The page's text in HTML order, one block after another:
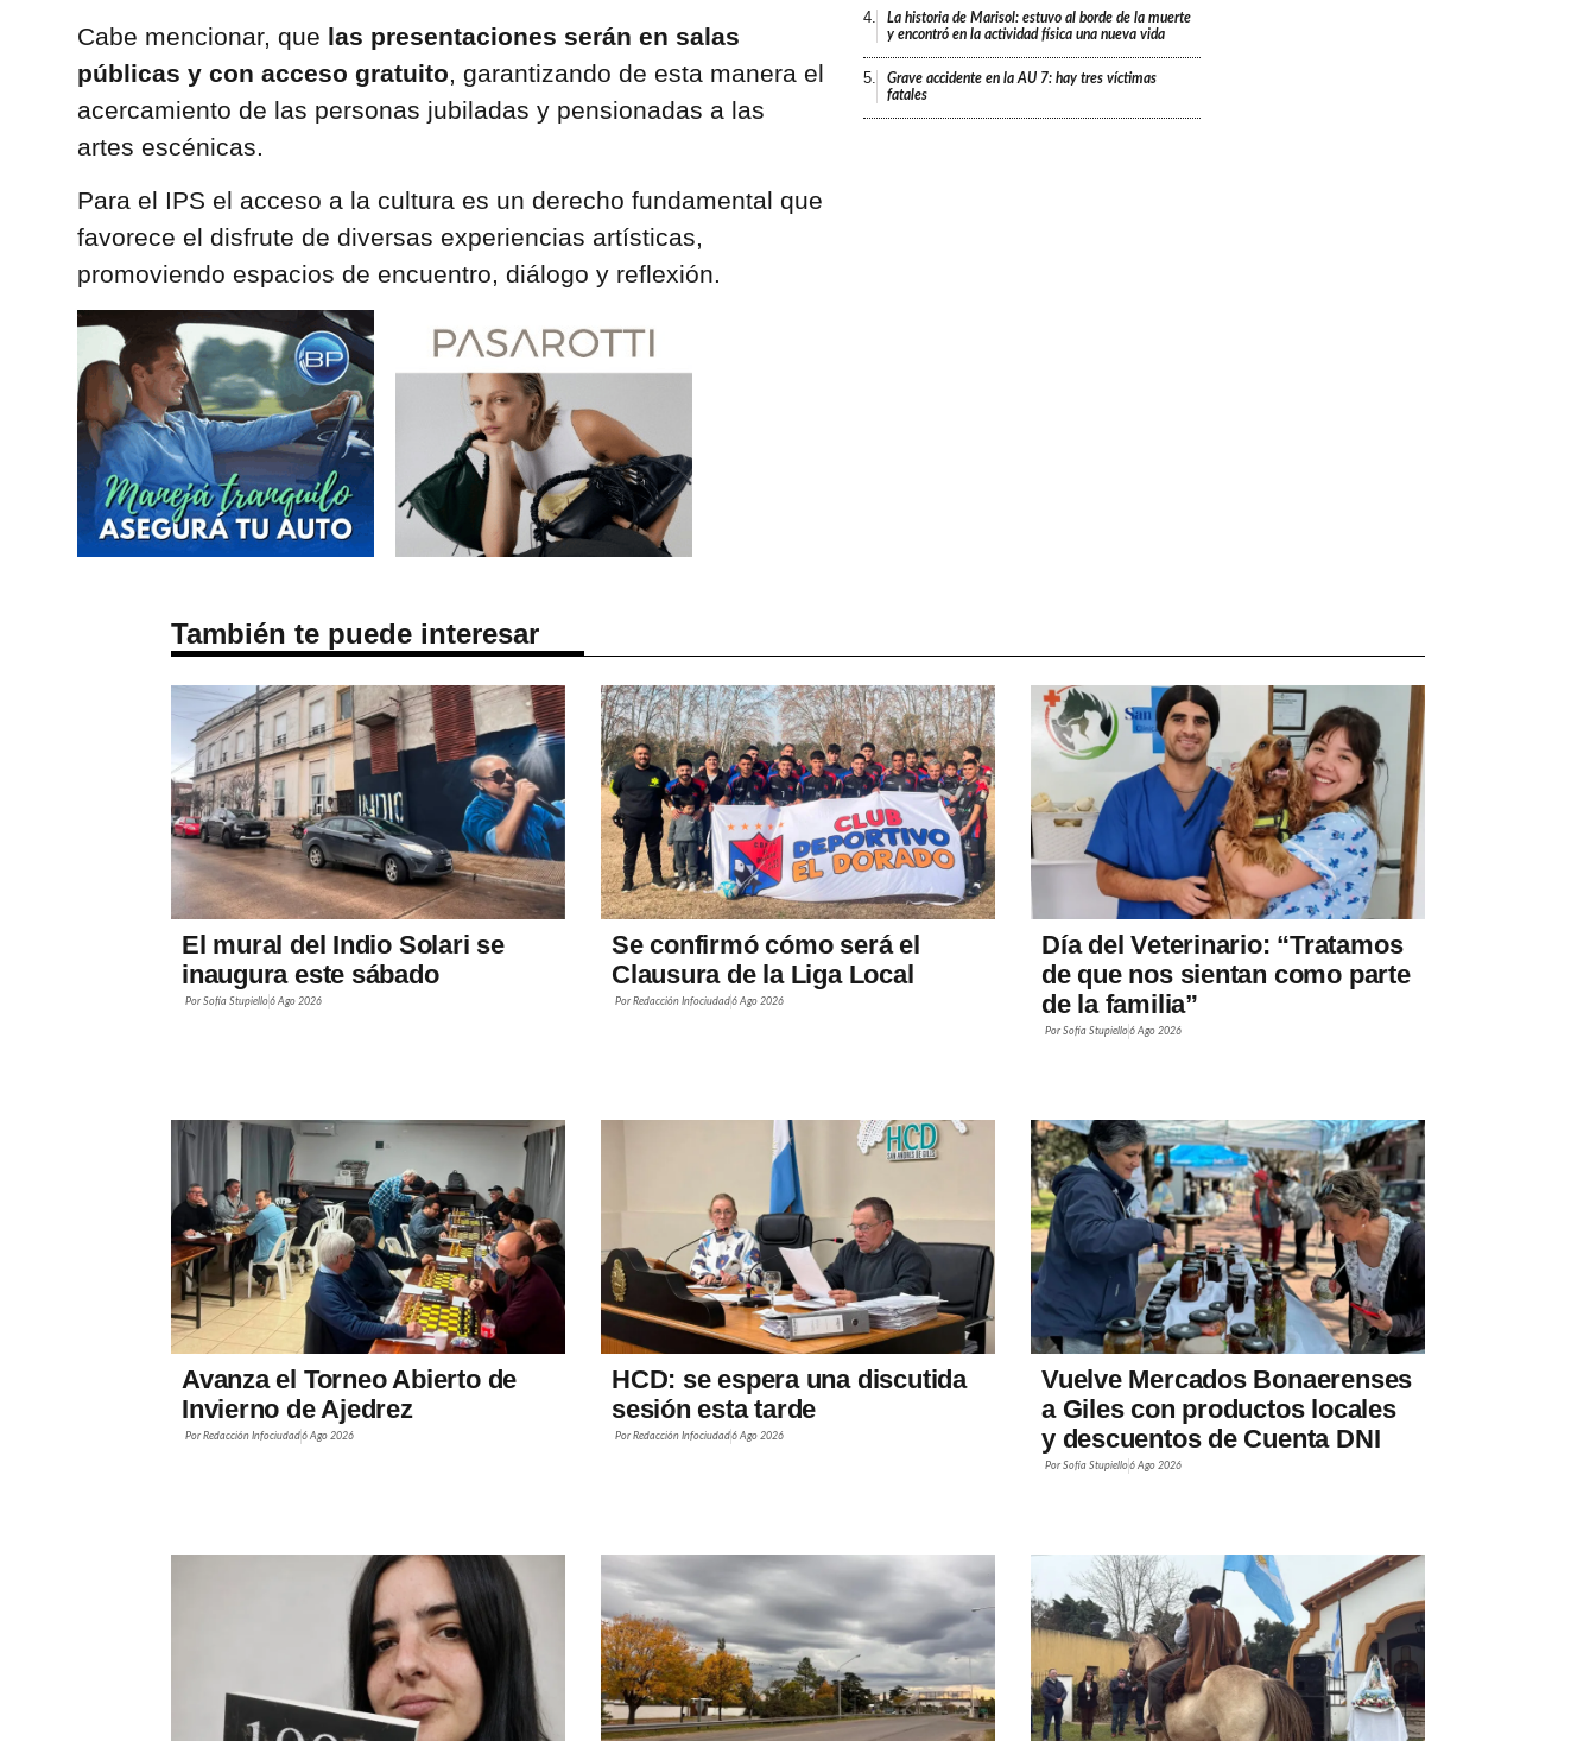
Cabe mencionar, que las presentaciones serán en salas
públicas y con acceso gratuito, garantizando de esta manera el
acercamiento de las personas jubiladas y pensionadas a las
artes escénicas.
Para el IPS el acceso a la cultura es un derecho fundamental que
favorece el disfrute de diversas experiencias artísticas,
promoviendo espacios de encuentro, diálogo y reflexión.
4.
La historia de Marisol: estuvo al borde de la muerte
y encontró en la actividad física una nueva vida
5.
Grave accidente en la AU 7: hay tres víctimas
fatales
También te puede interesar
El mural del Indio Solari se
inaugura este sábado
Por Sofía Stupiello6 Ago 2026
Se confirmó cómo será el
Clausura de la Liga Local
Por Redacción Infociudad6 Ago 2026
Día del Veterinario: “Tratamos
de que nos sientan como parte
de la familia”
Por Sofía Stupiello6 Ago 2026
Avanza el Torneo Abierto de
Invierno de Ajedrez
Por Redacción Infociudad6 Ago 2026
HCD: se espera una discutida
sesión esta tarde
Por Redacción Infociudad6 Ago 2026
Vuelve Mercados Bonaerenses
a Giles con productos locales
y descuentos de Cuenta DNI
Por Sofía Stupiello6 Ago 2026